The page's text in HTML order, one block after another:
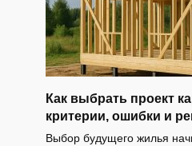
Как выбрать проект
критерии, ошибки и
Выбор будущего жилья